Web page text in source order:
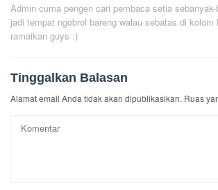
Admin cuma pengen cari pembaca setia
jadi tempat ngobrol bareng walau sebatas di kolom
ramaikan guys :)
Tinggalkan Balasan
Alamat email Anda tidak akan dipublikasikan. Ruas